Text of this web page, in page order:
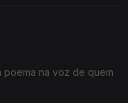
poema na voz de quem